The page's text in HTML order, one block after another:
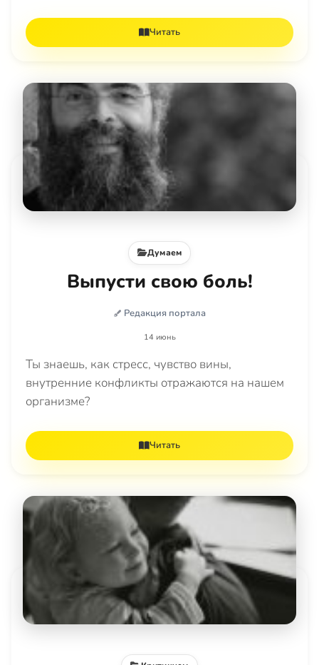
Читать
Думаем
Выпусти свою боль!
Редакция портала
14 июнь
Ты знаешь, как стресс, чувство вины,
внутренние конфликты отражаются на нашем
организме?
Читать